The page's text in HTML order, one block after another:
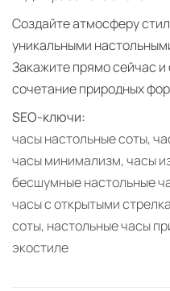
Создайте атмосферу
уникальными
Закажите прямо сейчас
сочетание природных
SEO-ключи:
часы настольные соты,
часы минимализм, часы
бесшумные настольные
часы с открытыми
соты, настольные часы
экостиле